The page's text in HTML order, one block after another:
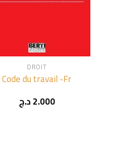
DROIT
Code du travail -Fr
2.000د.ج